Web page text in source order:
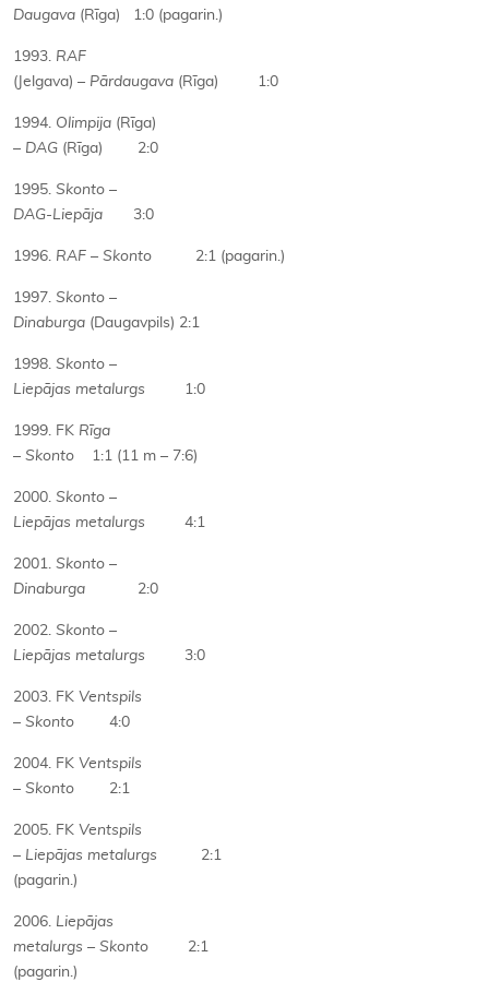
Daugava (Rīga) 1:0 (pagarin.)
1993. RAF
(Jelgava) – Pārdaugava (Rīga) 1:0
1994. Olimpija (Rīga)
– DAG (Rīga) 2:0
1995. Skonto –
DAG-Liepāja 3:0
1996. RAF – Skonto 2:1 (pagarin.)
1997. Skonto –
Dinaburga (Daugavpils) 2:1
1998. Skonto –
Liepājas metalurgs 1:0
1999. FK Rīga
– Skonto 1:1 (11 m – 7:6)
2000. Skonto –
Liepājas metalurgs 4:1
2001. Skonto –
Dinaburga 2:0
2002. Skonto –
Liepājas metalurgs 3:0
2003. FK Ventspils
– Skonto 4:0
2004. FK Ventspils
– Skonto 2:1
2005. FK Ventspils
– Liepājas metalurgs 2:1
(pagarin.)
2006. Liepājas
metalurgs – Skonto 2:1
(pagarin.)